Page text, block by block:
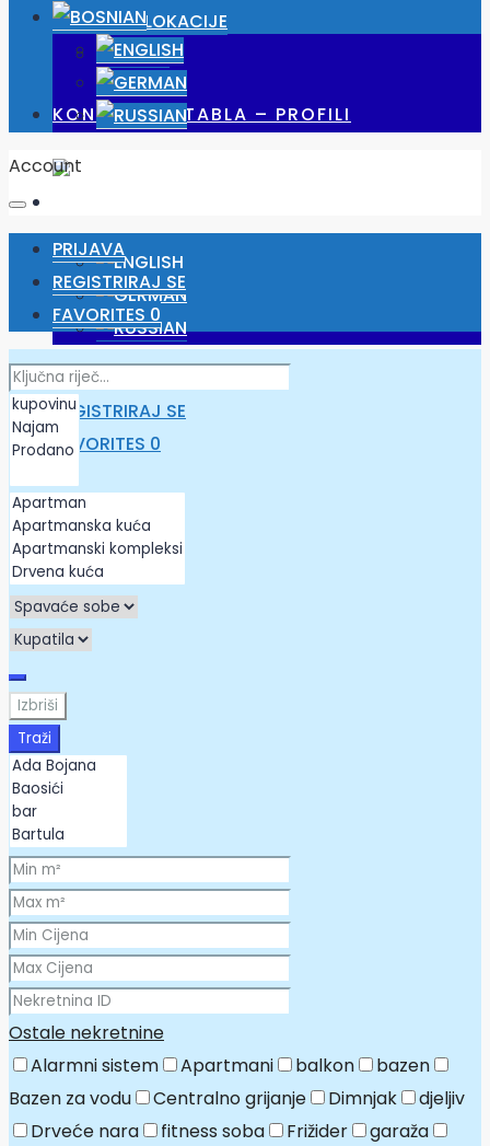
NAŠE LOKACIJE
POSLOVI
KONTROLNA TABLA – PROFILI
PRIJAVA
REGISTRIRAJ SE
FAVORITES 0
Account
PRIJAVA
REGISTRIRAJ SE
FAVORITES 0
Izbriši
Traži
Ostale nekretnine
Alarmni sistem
Apartmani balkon
bazen
Bazen za vodu
Centralno grijanje Dimnjak
djeljiv
Drveće nara
fitness soba Frižider
garaža